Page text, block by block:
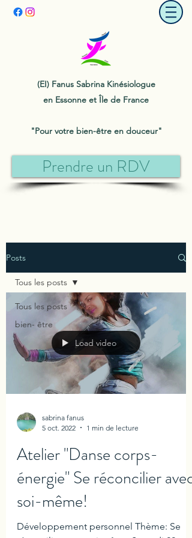
(EI) Fanus Sabrina Kinésiologue
en Essonne et Île de France
"Pour votre bien-être en douceur"
Prendre un RDV
Posts
Tous les posts
bien- être
Tous les posts
Load video
sabrina fanus
5 oct. 2022
1 min de lecture
Atelier "Danse corps-
énergie" Se réconcilier avec
soi-même!
Développement personnel Thème: Se